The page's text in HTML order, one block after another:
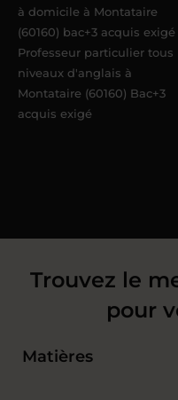
à domicile à Montataire
(60160) bac+3 acquis exigé
Professeur particulier tous
niveaux d'anglais à
Montataire (60160) Bac+3
acquis exigé
Trouvez le
pour
Matières